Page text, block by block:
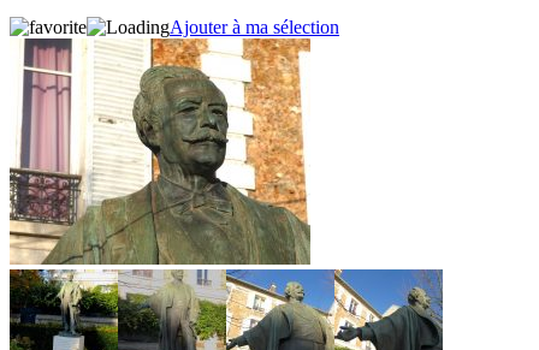
Ajouter à ma sélection